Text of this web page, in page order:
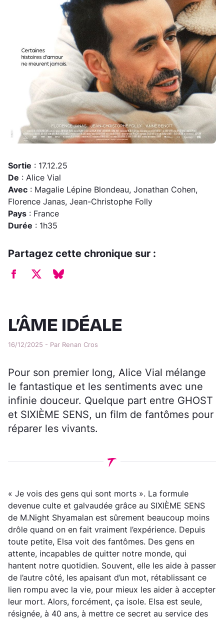
L’ÂME IDÉALE
16/12/2025 - Par Renan Cros
Pour son premier long, Alice Vial mélange
le fantastique et les sentiments avec une
infinie douceur. Quelque part entre GHOST
et SIXIÈME SENS, un film de fantômes pour
réparer les vivants.
« Je vois des gens qui sont morts ». La formule
devenue culte et galvaudée grâce au SIXIÈME SENS
de M.Night Shyamalan est sûrement beaucoup moins
drôle quand on en fait vraiment l’expérience. Depuis
toute petite, Elsa voit des fantômes. Des gens en
attente, incapables de quitter notre monde, qui
hantent notre quotidien. Souvent, elle les aide à passer
de l’autre côté, les apaisant d’un mot, rétablissant ce
lien rompu avec la vie, pour mieux les aider à accepter
leur mort. Alors, forcément, ça isole. Elsa est seule,
résignée, à 40 ans, à mettre ce secret au service des
Sortie : 17.12.25
De : Alice Vial
Avec : Magalie Lépine Blondeau, Jonathan Cohen,
Florence Janas, Jean-Christophe Folly
Pays : France
Durée : 1h35
Partagez cette chronique sur :